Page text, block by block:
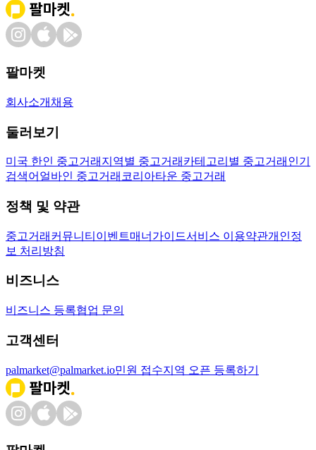
팔마켓
회사소개 채용
둘러보기
미국 한인 중고거래 지역별 중고거래 카테고리별 중고거래 인기
검색어 얼바인 중고거래 코리아타운 중고거래
정책 및 약관
중고거래 커뮤니티 이벤트매너가이드서비스 이용약관개인정
보 처리방침
비즈니스
비즈니스 등록협업 문의
고객센터
palmarket@palmarket.io민원 접수지역 오픈 등록하기